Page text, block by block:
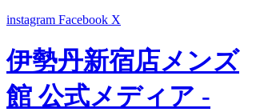
instagram Facebook X
伊勢丹新宿店メンズ
館 公式メディア -